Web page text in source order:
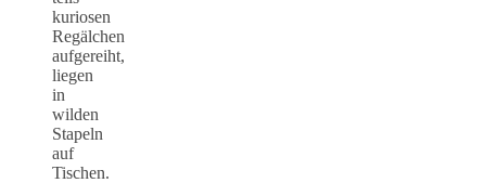
kuriosen
Regälchen
aufgereiht,
liegen
in
wilden
Stapeln
auf
Tischen.